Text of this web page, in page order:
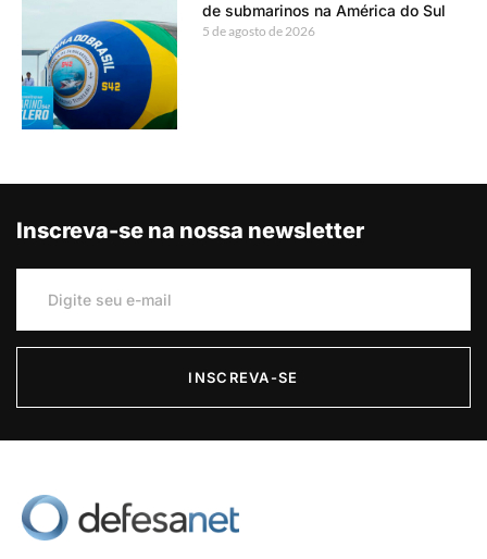
de submarinos na América do Sul
5 de agosto de 2026
Inscreva-se na nossa newsletter
INSCREVA-SE